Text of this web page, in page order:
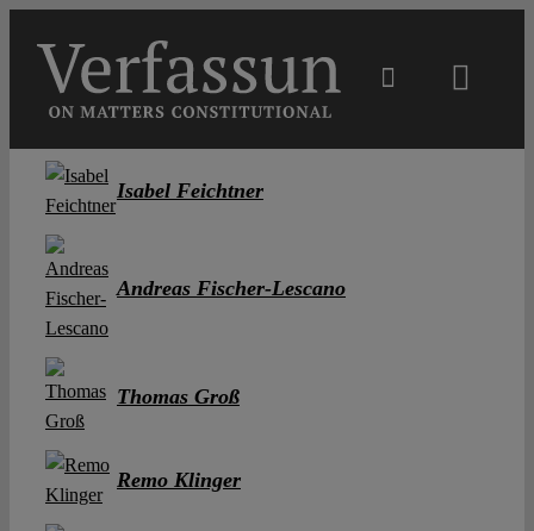
content
Main
Isabel Feichtner
Andreas Fischer-Lescano
Thomas Groß
Remo Klinger